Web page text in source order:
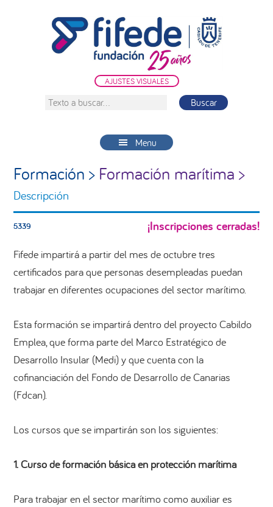
AJUSTES VISUALES
Texto
Menu
Formación > Formación marítima >
Descripción
5339 ¡Inscripciones cerradas!
Fifede impartirá a partir del mes de octubre tres
certificados para que personas desempleadas puedan
trabajar en diferentes ocupaciones del sector marítimo.
Esta formación se impartirá dentro del proyecto Cabildo
Emplea, que forma parte del Marco Estratégico de
Desarrollo Insular (Medi) y que cuenta con la
cofinanciación del Fondo de Desarrollo de Canarias
(Fdcan).
Los cursos que se impartirán son los siguientes:
1. Curso de formación básica en protección marítima
Para trabajar en el sector marítimo como auxiliar es